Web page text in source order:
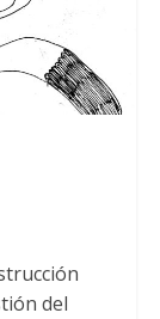
del